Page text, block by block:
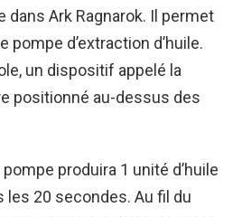
Ark Ragnarok. Il permet
d’extraction d’huile.
un dispositif appelé la
positionné au-dessus des
produira 1 unité d’huile
20 secondes. Au fil du